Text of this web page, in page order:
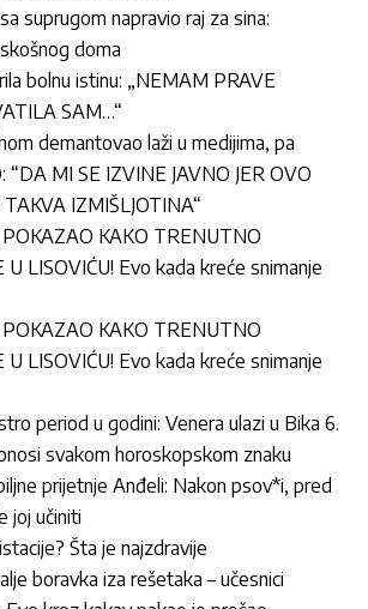
suprugom napravio raj za sina:
doma
bolnu istinu: „NEMAM PRAVE
SAM…“
demantovao laži u medijima, pa
“DA MI SE IZVINE JAVNO JER OVO
TAKVA IZMIŠLJOTINA“
KAKO TRENUTNO
U LISOVIĆU! Evo kada kreće snimanje
KAKO TRENUTNO
U LISOVIĆU! Evo kada kreće snimanje
period u godini: Venera ulazi u Bika 6.
svakom horoskopskom znaku
prijetnje Anđeli: Nakon psov*i, pred
joj učiniti
Šta je najzdravije
boravka iza rešetaka – učesnici